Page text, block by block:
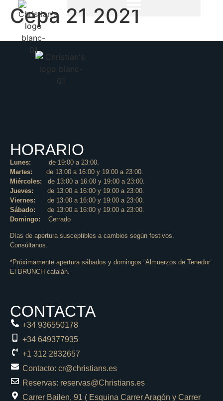
Cepa 21 2021
HORARIO
Lunes: de 19:00 a 23:00.
Martes: de 13:00 a 16:00 y 19:00 a 23:00.
Miércoles: de 13:00 a 16:00 y 19:00 a 23:00.
Jueves: de 13:00 a 16:00 y 19:00 a 23:00.
Viernes: de 13:00 a 16:00 y 19:00 a 23:00.
Sábado: de 13:00 a 16:00 y 19:00 a 23:00.
Domingo: Cerrado
Días de apertura susceptibles a cambios según festivos.
Consúltanos.
*Próximamente apertura sábados y domingos ¨Almuerzos de Tenedor¨
El BRUNCH catalán.
CONTACTA
+34 936550178
+34 649377935
+1 312 2832657
Contacto: cr@christians.es
Reservas: reservas@Christians.es
Carrer Bailen, 91 ( Esquina Carrer Aragón y Carrer